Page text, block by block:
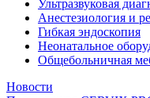
Ультразвуковая
Анестезиология и
Гибкая эндоскопия
Неонатальное
Общебольничная
Новости